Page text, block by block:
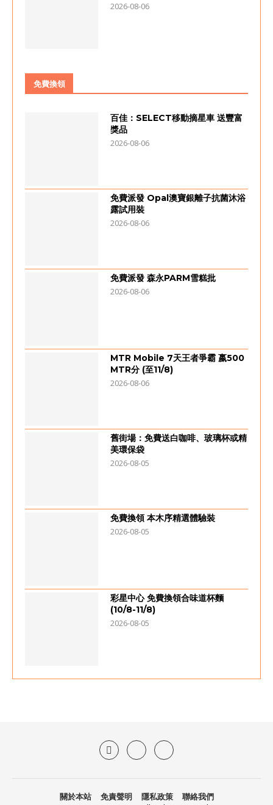
2026-08-06
免費換領
百佳：SELECT移動摘星車 送豐富
獎品
2026-08-06
免費派發 Opal澳寶銀離子抗菌沐浴
露試用裝
2026-08-06
免費派發 森永PARM雪糕批
2026-08-06
MTR Mobile 7天王者爭霸 嬴500
MTR分 (至11/8)
2026-08-06
舊街場：免費送白咖啡、玻璃杯或精
美環保袋
2026-08-05
免費換領 本木序精選體驗裝
2026-08-05
彩星中心 免費換領合味道杯麵
(10/8-11/8)
2026-08-05
關於本站 免責聲明 隱私政策
聯絡我們